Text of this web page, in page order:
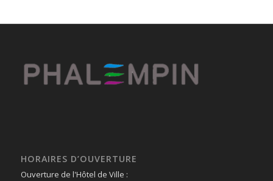
HORAIRES D’OUVERTURE
Ouverture de l'Hôtel de Ville :